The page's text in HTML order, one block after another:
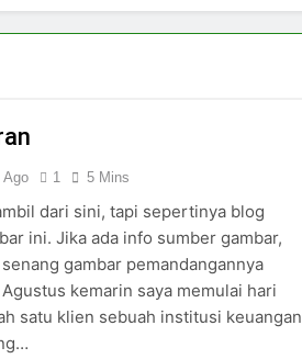
Ago 1 5 Mins
dari sini, tapi sepertinya blog
ini. Jika ada info sumber gambar,
gambar pemandangannya
kemarin saya memulai hari
satu klien sebuah institusi keuangan